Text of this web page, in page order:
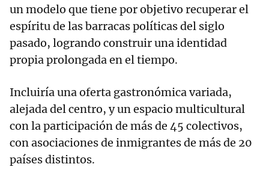
un modelo que tiene por objetivo recuperar el
espíritu de las barracas políticas del siglo
pasado, logrando construir una identidad
propia prolongada en el tiempo.
Incluiría una oferta gastronómica variada,
alejada del centro, y un espacio multicultural
con la participación de más de 45 colectivos,
con asociaciones de inmigrantes de más de 20
países distintos.